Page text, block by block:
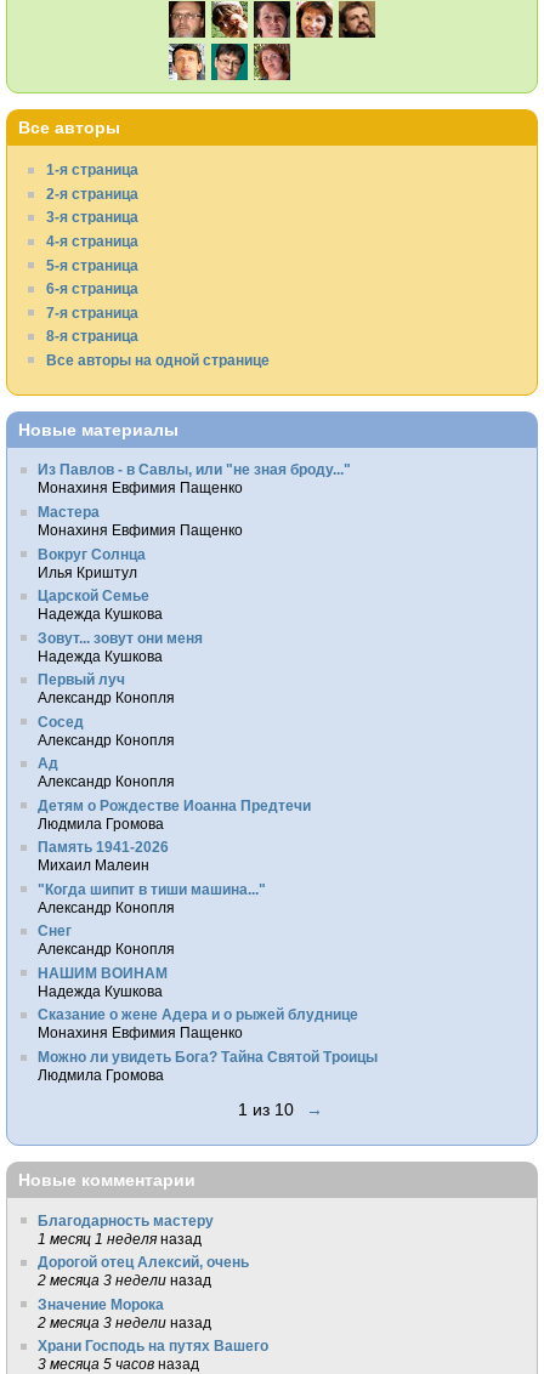
Все авторы
1-я страница
2-я страница
3-я страница
4-я страница
5-я страница
6-я страница
7-я страница
8-я страница
Все авторы на одной странице
Новые материалы
Из Павлов - в Савлы, или "не зная броду..."
Монахиня Евфимия Пащенко
Мастера
Монахиня Евфимия Пащенко
Вокруг Солнца
Илья Криштул
Царской Семье
Надежда Кушкова
Зовут... зовут они меня
Надежда Кушкова
Первый луч
Александр Конопля
Сосед
Александр Конопля
Ад
Александр Конопля
Детям о Рождестве Иоанна Предтечи
Людмила Громова
Память 1941-2026
Михаил Малеин
"Когда шипит в тиши машина..."
Александр Конопля
Снег
Александр Конопля
НАШИМ ВОИНАМ
Надежда Кушкова
Сказание о жене Адера и о рыжей блуднице
Монахиня Евфимия Пащенко
Можно ли увидеть Бога? Тайна Святой Троицы
Людмила Громова
1 из 10 →
Новые комментарии
Благодарность мастеру
1 месяц 1 неделя назад
Дорогой отец Алексий, очень
2 месяца 3 недели назад
Значение Морока
2 месяца 3 недели назад
Храни Господь на путях Вашего
3 месяца 5 часов назад